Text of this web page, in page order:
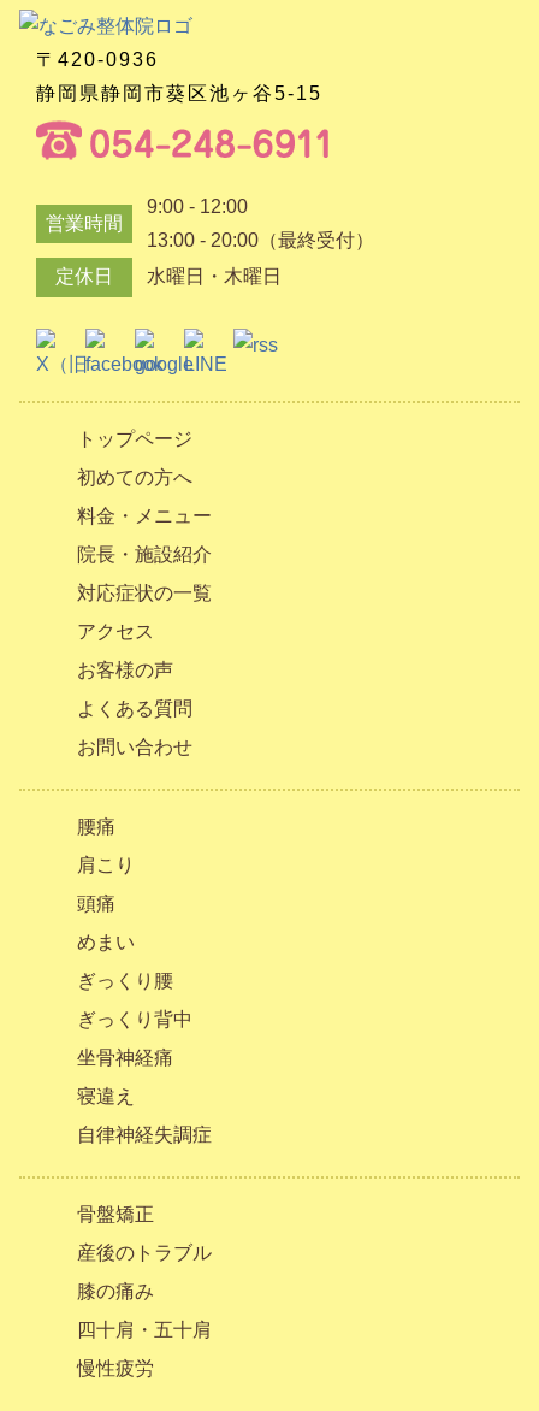
〒420-0936
静岡県静岡市葵区池ヶ谷5-15
営業時間
9:00 - 12:00
13:00 - 20:00（最終受付）
定休日
水曜日・木曜日
トップページ
初めての方へ
料金・メニュー
院長・施設紹介
対応症状の一覧
アクセス
お客様の声
よくある質問
お問い合わせ
腰痛
肩こり
頭痛
めまい
ぎっくり腰
ぎっくり背中
坐骨神経痛
寝違え
自律神経失調症
骨盤矯正
産後のトラブル
膝の痛み
四十肩・五十肩
慢性疲労